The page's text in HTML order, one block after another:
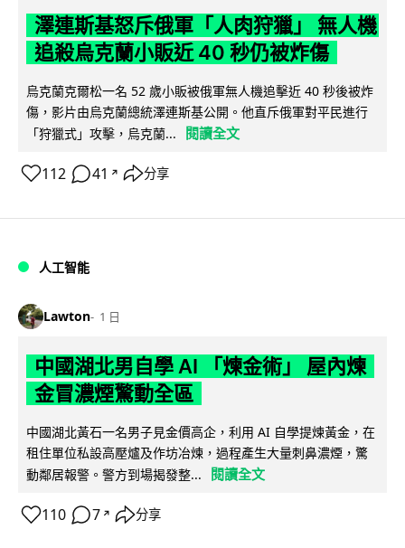
澤連斯基怒斥俄軍「人肉狩獵」 無人機
追殺烏克蘭小販近 40 秒仍被炸傷
烏克蘭克爾松一名 52 歲小販被俄軍無人機追擊近 40 秒後被炸
傷，影片由烏克蘭總統澤連斯基公開。他直斥俄軍對平民進行
「狩獵式」攻擊，烏克蘭...
閱讀全文
112 41 ↗ 分享
人工智能
Lawton 1 日
中國湖北男自學 AI 「煉金術」 屋內煉
金冒濃煙驚動全區
中國湖北黃石一名男子見金價高企，利用 AI 自學提煉黃金，在
租住單位私設高壓爐及作坊冶煉，過程產生大量刺鼻濃煙，驚
動鄰居報警。警方到場揭發整...
閱讀全文
110 7 ↗ 分享